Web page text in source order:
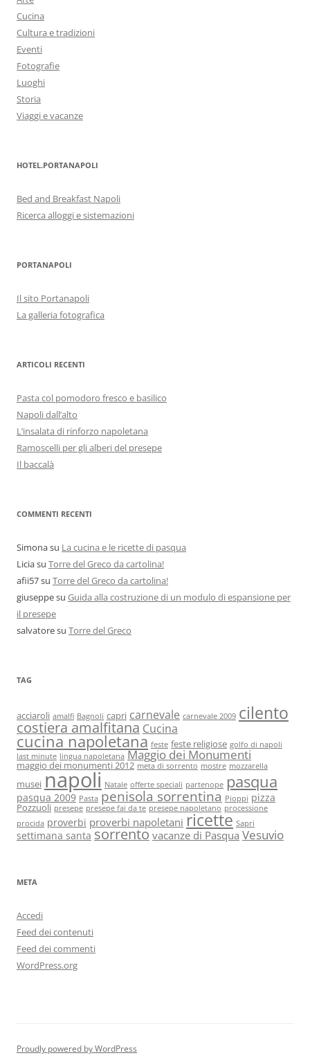
Cucina
Cultura e tradizioni
Eventi
Fotografie
Luoghi
Storia
Viaggi e vacanze
HOTEL.PORTANAPOLI
Bed and Breakfast Napoli
Ricerca alloggi e sistemazioni
PORTANAPOLI
Il sito Portanapoli
La galleria fotografica
ARTICOLI RECENTI
Pasta col pomodoro fresco e basilico
Napoli dall’alto
L’insalata di rinforzo napoletana
Ramoscelli per gli alberi del presepe
Il baccalà
COMMENTI RECENTI
Simonasu La cucina e le ricette di pasqua
Liciasu Torre del Greco da cartolina!
afii57su Torre del Greco da cartolina!
giuseppesu Guida alla costruzione di un modulo di espansione per
il presepe
salvatoresu Torre del Greco
TAG
acciaroli amalfi Bagnoli capri carnevale carnevale 2009 cilento
costiera amalfitana Cucina
cucina napoletana feste feste religiose golfo di napoli
last minute lingua napoletana Maggio dei Monumenti
maggio dei monumenti 2012 meta di sorrento mostre mozzarella
musei napoli Natale offerte speciali partenope pasqua
pasqua 2009 Pasta penisola sorrentina Pioppi pizza
Pozzuoli presepe presepe fai da te presepe napoletano processione
procida proverbi proverbi napoletani ricette Sapri
settimana santa sorrento vacanze di Pasqua Vesuvio
META
Accedi
Feed dei contenuti
Feed dei commenti
WordPress.org
Proudly powered by WordPress